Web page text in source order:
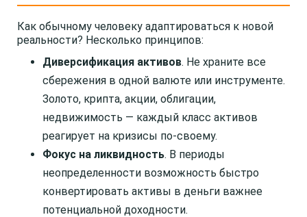
Как обычному человеку адаптироваться к новой
реальности? Несколько принципов:
Диверсификация активов. Не храните все
сбережения в одной валюте или инструменте.
Золото, крипта, акции, облигации,
недвижимость — каждый класс активов
реагирует на кризисы по-своему.
Фокус на ликвидность. В периоды
неопределенности возможность быстро
конвертировать активы в деньги важнее
потенциальной доходности.